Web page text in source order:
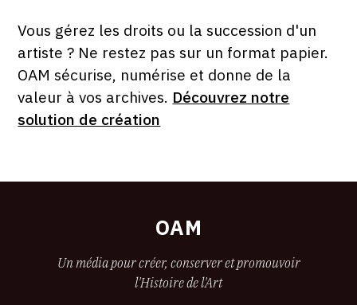
Vous gérez les droits ou la succession d'un
artiste ? Ne restez pas sur un format papier.
OAM sécurise, numérise et donne de la
valeur à vos archives. Découvrez notre
solution de création
OAM
Un média pour créer, conserver et promouvoir
l'Histoire de l'Art